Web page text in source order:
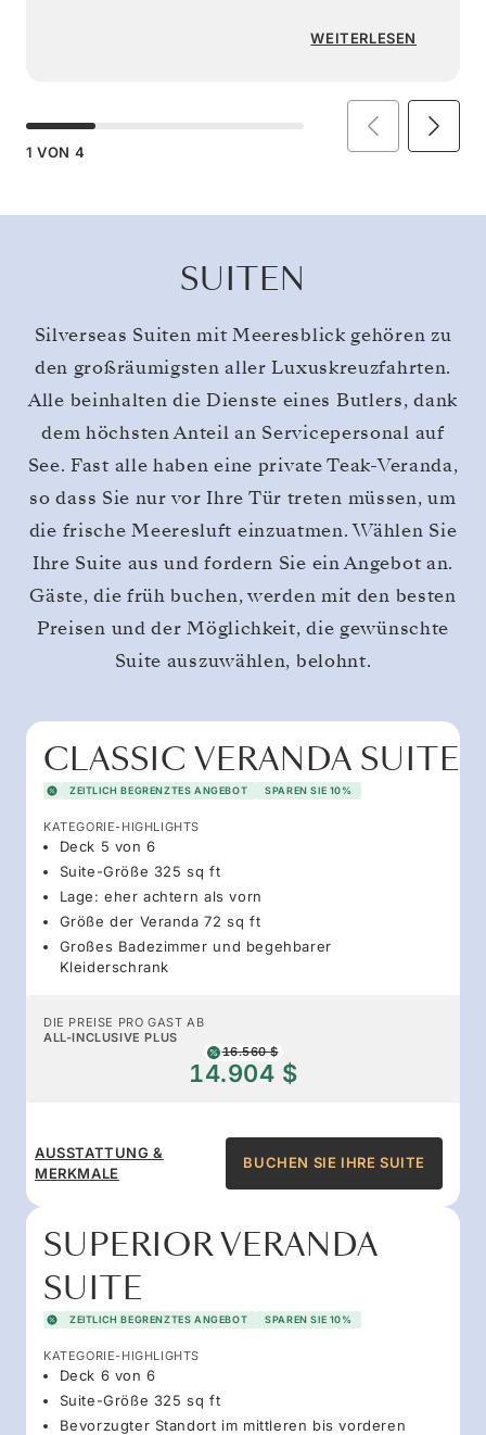
WEITERLESEN
1 VON 4
SUITEN
Silverseas Suiten mit Meeresblick gehören zu
den großräumigsten aller Luxuskreuzfahrten.
Alle beinhalten die Dienste eines Butlers, dank
dem höchsten Anteil an Servicepersonal auf
See. Fast alle haben eine private Teak-Veranda,
so dass Sie nur vor Ihre Tür treten müssen, um
die frische Meeresluft einzuatmen. Wählen Sie
Ihre Suite aus und fordern Sie ein Angebot an.
Gäste, die früh buchen, werden mit den besten
Preisen und der Möglichkeit, die gewünschte
Suite auszuwählen, belohnt.
CLASSIC VERANDA SUITE
ZEITLICH BEGRENZTES ANGEBOT SPAREN SIE 10%
KATEGORIE-HIGHLIGHTS
Deck 5 von 6
Suite-Größe 325 sq ft
Lage: eher achtern als vorn
Größe der Veranda 72 sq ft
Großes Badezimmer und begehbarer
Kleiderschrank
DIE PREISE PRO GAST AB
ALL-INCLUSIVE PLUS
16.560 $
14.904 $
AUSSTATTUNG &
MERKMALE
BUCHEN SIE IHRE SUITE
SUPERIOR VERANDA
SUITE
ZEITLICH BEGRENZTES ANGEBOT SPAREN SIE 10%
KATEGORIE-HIGHLIGHTS
Deck 6 von 6
Suite-Größe 325 sq ft
Bevorzugter Standort im mittleren bis vorderen